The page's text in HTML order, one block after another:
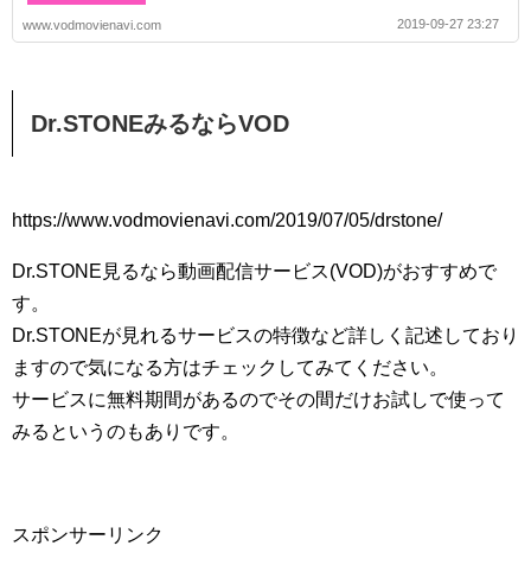
www.vodmovienavi.com 2019-09-27 23:27
Dr.STONEみるならVOD
https://www.vodmovienavi.com/2019/07/05/drstone/
Dr.STONE見るなら動画配信サービス(VOD)がおすすめで
す。
Dr.STONEが見れるサービスの特徴など詳しく記述しており
ますので気になる方はチェックしてみてください。
サービスに無料期間があるのでその間だけお試しで使って
みるというのもありです。
スポンサーリンク